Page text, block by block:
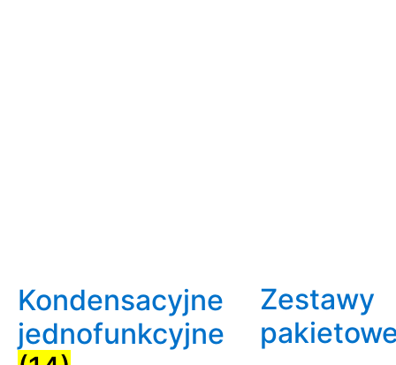
Kondensacyjne
jednofunkcyjne
Zestawy